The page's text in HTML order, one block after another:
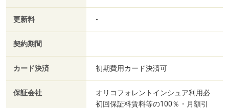
更新料 -
契約期間
カード決済 初期費用カード決済可
保証会社
オリコフォレントインシュア利用必
初回保証料賃料等の100％・月額引